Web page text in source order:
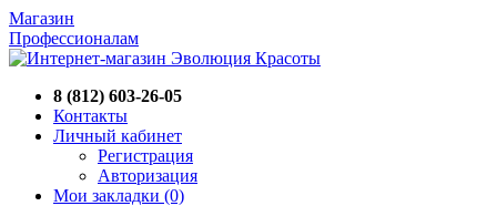
Магазин
Профессионалам
8 (812) 603-26-05
Контакты
Личный кабинет
Регистрация
Авторизация
Мои закладки (0)